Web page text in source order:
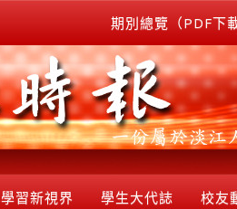
期別總覽（PDF下載
學習新視界 學生大代誌 校友